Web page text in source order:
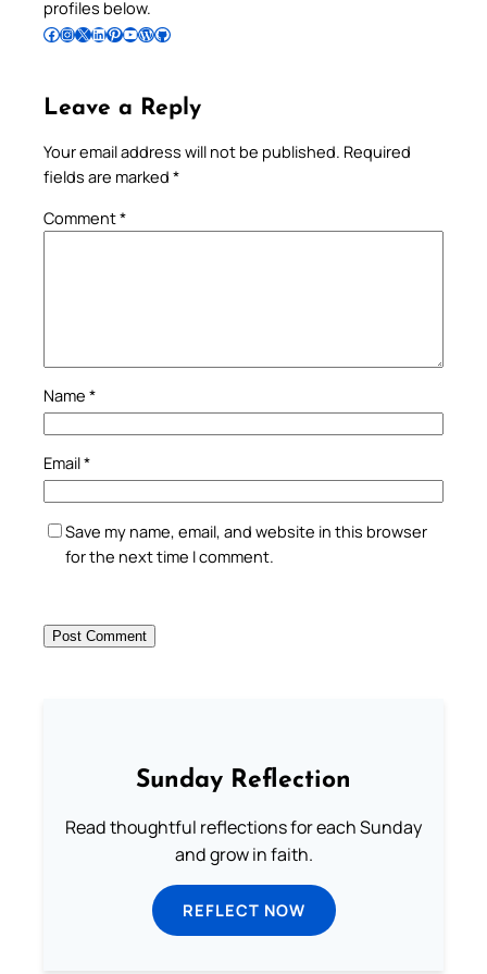
profiles below.
Follow Pradeep on Facebook Follow Pradeep on InstagramFollow Pradeep on X Follow Pradeep on LinkedIn Follow Pradeep on Pinterest Subscribe to Pradeep’s Youtube Channel Follow Pradeep on WordPress Follow Pradeep on GitHub
Leave a Reply
Your email address will not be published. Required
fields are marked *
Comment*
Name *
Email*
Save my name, email, and website in this browser
for the next time I comment.
Sunday Reflection
Read thoughtful reflections for each Sunday
and grow in faith.
REFLECT NOW